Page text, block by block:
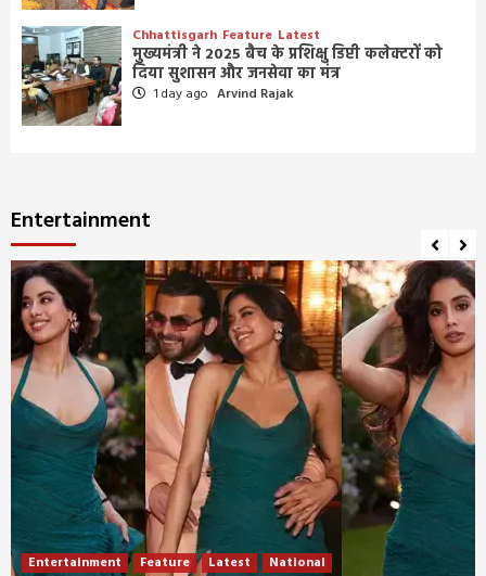
Chhattisgarh Feature Latest
मुख्यमंत्री ने 2025 बैच के प्रशिक्षु डिप्टी कलेक्टरों को
दिया सुशासन और जनसेवा का मंत्र
1 day ago Arvind Rajak
Entertainment
Entertainment Feature Latest National